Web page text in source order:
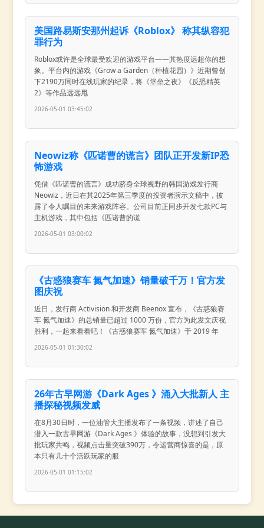
美国路易斯安那州起诉《Roblox》 称其纵容犯
罪行为
Roblox或许是全球最受欢迎的游戏平台——其热度远超你的想
象。平台内的游戏《Grow a Garden（种植花园）》近期曾创
下2190万同时在线玩家的纪录，将《堡垒之夜》《反恐精英
2》等作品远远甩
2026-05-01 03:45:02
Neowiz称《匹诺曹的谎言》团队正开发新IP恐
怖游戏
凭借《匹诺曹的谎言》成功跻身全球视野的韩国游戏发行商
Neowiz，近日在其2025年第三季度的投资者演示文稿中，披
露了令人瞩目的未来游戏阵容。公司目前正同步开发七款PC与
主机游戏，其中包括《匹诺曹的谎
2026-05-01 03:00:02
《古惑狼赛车 氮气加速》销量破千万！官方发
图庆祝
近日，发行商 Activision 和开发商 Beenox 宣布，《古惑狼赛
车 氮气加速》的总销量已超过 1000 万份，官方为此发文庆祝
胜利，一起来看看吧！《古惑狼赛车 氮气加速》于 2019 年
2026-05-01 01:30:02
26年古早网游《Dark Ages 》涌入大批新人 主
播探秘视频发威
在8月30日时，一位油管大主播发布了一条视频，讲述了自己
潜入一款古早网游《Dark Ages 》体验的故事，没想到引发大
批玩家共鸣，视频点击量突破390万，令运营商惊喜的是，原
本只有几十个活跃玩家的服
2026-05-01 01:15:02